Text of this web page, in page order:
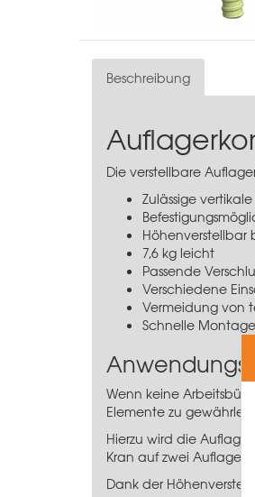
Beschreibung
Die verstellbare
Zulässige
Höhenverstellbar
7,6 kg leicht
Passende
Verschiedene
Vermeidung von
Schnelle
Wenn keine
Elemente zu
Hierzu wird die
Kran auf zwei
Dank der